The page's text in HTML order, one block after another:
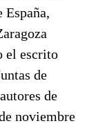
el escrito
de
de
noviembre